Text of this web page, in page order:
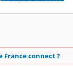
France connect ?